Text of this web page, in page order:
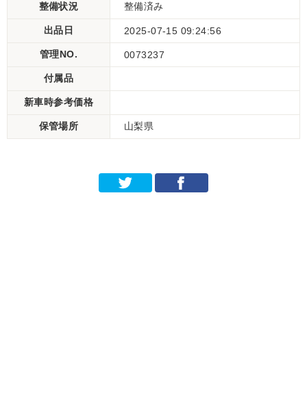
整備状況 整備済み
出品日 2025-07-15 09:24:56
管理NO. 0073237
付属品
新車時参考価格
保管場所 山梨県